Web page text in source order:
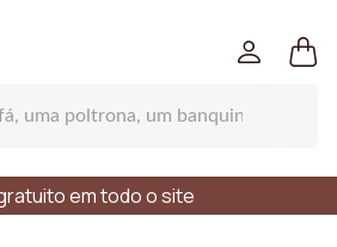
em todo o site